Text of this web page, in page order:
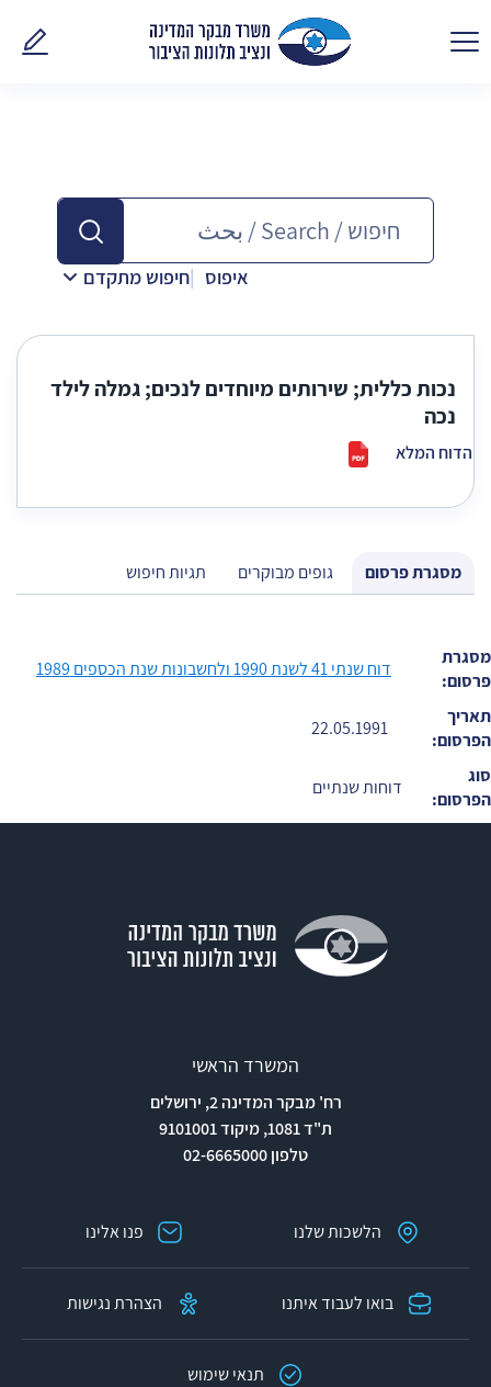
פנו
איפוס חיפוש מתקדם
נכות כללית; שירותים מיוחדים לנכים; גמלה לילד
נכה
הדוח המלא
מסגרת פרסום גופים מבוקרים תגיות חיפוש
מסגרת
פרסום:
דוח שנתי 41 לשנת 1990 ולחשבונות שנת הכספים 1989
תאריך
הפרסום:
22.05.1991
סוג
הפרסום:
דוחות שנתיים
המשרד הראשי
רח' מבקר המדינה 2, ירושלים
ת"ד 1081, מיקוד 9101001
טלפון 02-6665000
הלשכות שלנו פנו אלינו
בואו לעבוד איתנו הצהרת נגישות
תנאי שימוש